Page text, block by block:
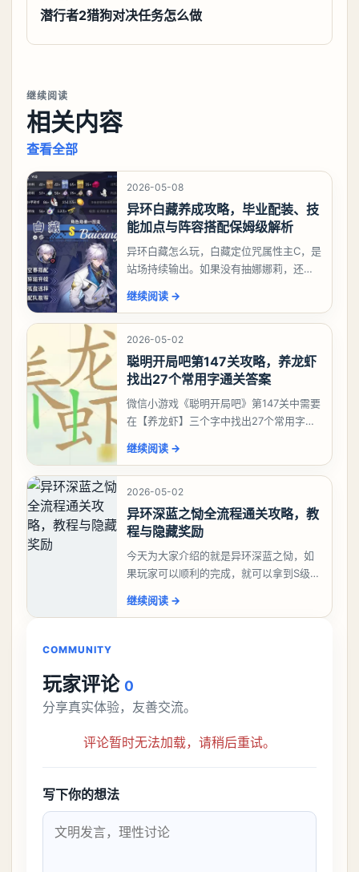
潜行者2猎狗对决任务怎么做
继续阅读
相关内容
查看全部
2026-05-08
异环白藏养成攻略，毕业配装、技
能加点与阵容搭配保姆级解析
异环白藏怎么玩，白藏定位咒属性主C，是
站场持续输出。如果没有抽娜娜莉，还没
有娜娜莉缺另外一个二队C想打深渊也可以
考虑养个白藏
继续阅读 →
2026-05-02
聪明开局吧第147关攻略，养龙虾
找出27个常用字通关答案
微信小游戏《聪明开局吧》第147关中需要
在【养龙虾】三个字中找出27个常用字，
大、夫、夰、巾、中、虫、下、虾、卜、
囗、吓、卟、
继续阅读 →
2026-05-02
异环深蓝之恸全流程通关攻略，教
程与隐藏奖励
今天为大家介绍的就是异环深蓝之恸，如
果玩家可以顺利的完成，就可以拿到S级弧
比较高的，对于那些新手玩家并不建议直
继续阅读 →
COMMUNITY
玩家评论 0
分享真实体验，友善交流。
评论暂时无法加载，请稍后重试。
写下你的想法